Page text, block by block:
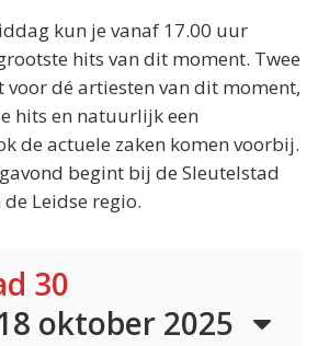
kun je vanaf 17.00 uur
hits van dit moment. Twee
dé artiesten van dit moment,
hits en natuurlijk een
de actuele zaken komen voorbij.
begint bij de Sleutelstad
Leidse regio.
30
oktober 2025